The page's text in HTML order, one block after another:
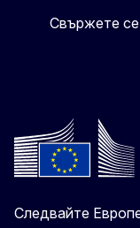
Свържете се
Следвайте